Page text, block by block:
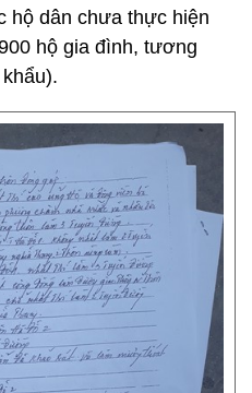
hộ dân chưa thực hiện
hộ gia đình, tương